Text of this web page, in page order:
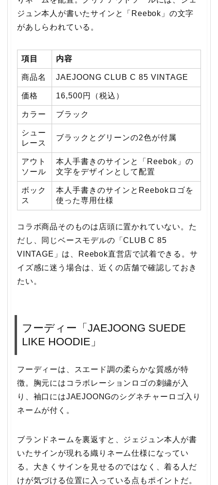
ジュン本人が書いたサインと「Reebok」の文字
があしらわれている。
項目 内容
商品名 JAEJOONG CLUB C 85 VINTAGE
価格 16,500円（税込）
カラー ブラック
シュー
レース
ブラックとグリーンの2色が付属
アウト
ソール
本人手書きのサインと「Reebok」の
文字をデザインとして配置
ボック
ス
本人手書きのサインとReebokロゴを
使った専用仕様
コラボ商品そのものは店頭に置かれていない。た
だし、同じベースモデルの「CLUB C 85
VINTAGE」は、Reebok直営店で試着できる。サ
イズ感に迷う場合は、近くの店舗で確認しておき
たい。
フーディー「JAEJOONG SUEDE
LIKE HOODIE」
フーディーは、スエード調の柔らかな質感が特
徴。胸元にはコラボレーションロゴの刺繍が入
り、袖口にはJAEJOONGのシグネチャーロゴ入り
ネームが付く。
ブランドネームを裏返すと、ジェジュン本人が書
いたサインが現れる織りネーム仕様になってい
る。大きくサインを見せるのではなく、着る人だ
けが気づける位置に入っている点もポイントだ。